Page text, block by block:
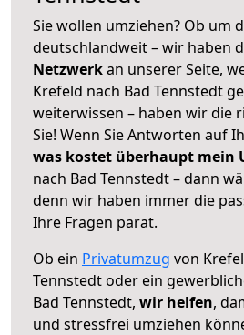
Sie wollen umziehen? Ob um
deutschlandweit – wir haben
Netzwerkan unserer Seite,
Krefeld nach Bad Tennstedt
weiterwissen – haben wir die
Sie! Wenn Sie Antworten auf
was kostet überhaupt mein
nach Bad Tennstedt – dann
denn wir haben immer die
Ihre Fragen parat.
Ob ein Privatumzug von
Tennstedt oder ein
Bad Tennstedt, wir helfen,
und stressfrei umziehen